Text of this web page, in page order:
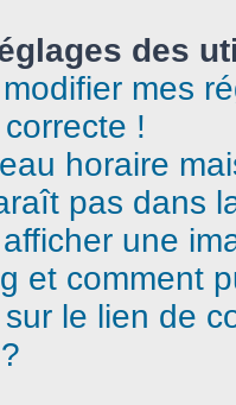
des
mes
correcte !
horaire
pas dans
une
et comment
le lien de